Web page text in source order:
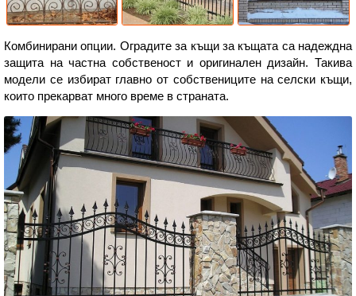
Комбинирани опции. Оградите за къщи за къщата са надеждна
защита на частна собственост и оригинален дизайн. Такива
модели се избират главно от собствениците на селски къщи,
които прекарват много време в страната.